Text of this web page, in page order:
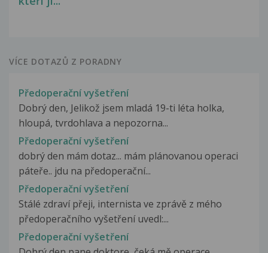
VÍCE DOTAZŮ Z PORADNY
Předoperační vyšetření
Dobrý den, Jelikož jsem mladá 19-ti léta holka,
hloupá, tvrdohlava a nepozorna...
Předoperační vyšetření
dobrý den mám dotaz... mám plánovanou operaci
páteře.. jdu na předoperační...
Předoperační vyšetření
Stálé zdraví přeji, internista ve zprávě z mého
předoperačního vyšetření uvedl:...
Předoperační vyšetření